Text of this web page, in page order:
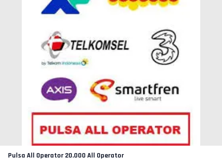
Pulsa All Operator 20.000 All Operator